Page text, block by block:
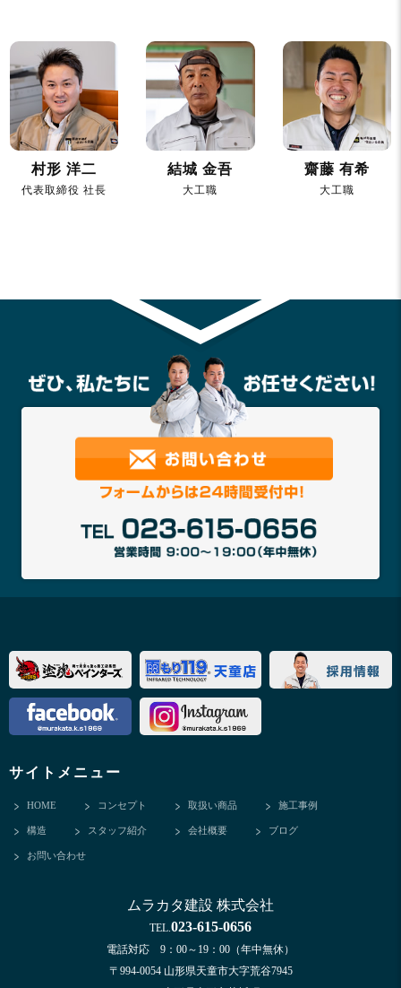
村形 洋二
代表取締役 社長
結城 金吾
大工職
齋藤 有希
大工職
サイトメニュー
HOME コンセプト 取扱い商品 施工事例
構造 スタッフ紹介 会社概要 ブログ
お問い合わせ
ムラカタ建設 株式会社
TEL.023-615-0656
電話対応 9：00～19：00（年中無休）
〒994-0054 山形県天童市大字荒谷7945